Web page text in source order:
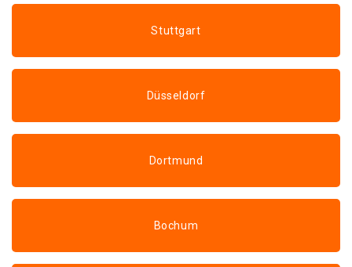
Stuttgart
Düsseldorf
Dortmund
Bochum